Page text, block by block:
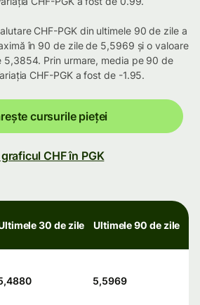
CHF-PGK din ultimele 90 de zile a
în 90 de zile de 5,5969 și o valoare
5,3854. Prin urmare, media pe 90 de
CHF-PGK a fost de -1.95.
cursurile pieței
CHF în PGK
30 de zile Ultimele 90 de zile
5,5969